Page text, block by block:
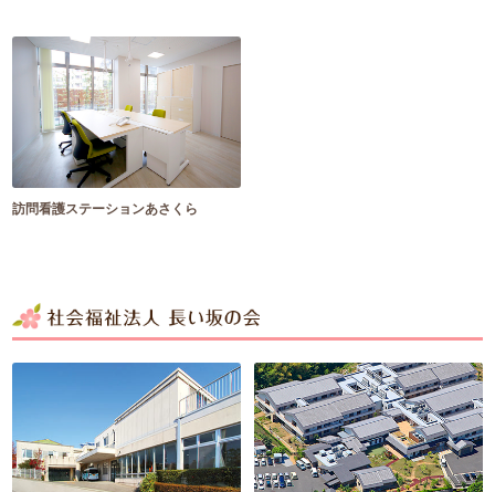
訪問看護ステーションあさくら